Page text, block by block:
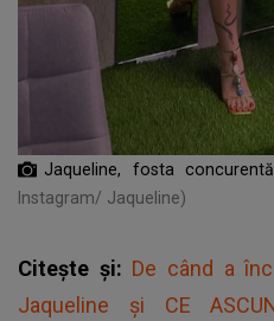
Jaqueline, fosta
Instagram/ Jaqueline)
Citește și: De când a
Jaqueline și CE